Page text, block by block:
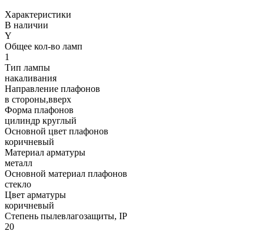
Характеристики
В наличии
Y
Общее кол-во ламп
1
Тип лампы
накаливания
Направление плафонов
в стороны,вверх
Форма плафонов
цилиндр круглый
Основной цвет плафонов
коричневый
Материал арматуры
металл
Основной материал плафонов
стекло
Цвет арматуры
коричневый
Степень пылевлагозащиты, IP
20